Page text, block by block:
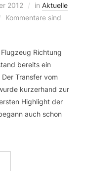
2012 in Aktuelle
Kommentare sind
Richtung
bereits ein
Transfer vom
kurzerhand zur
Highlight der
auch schon